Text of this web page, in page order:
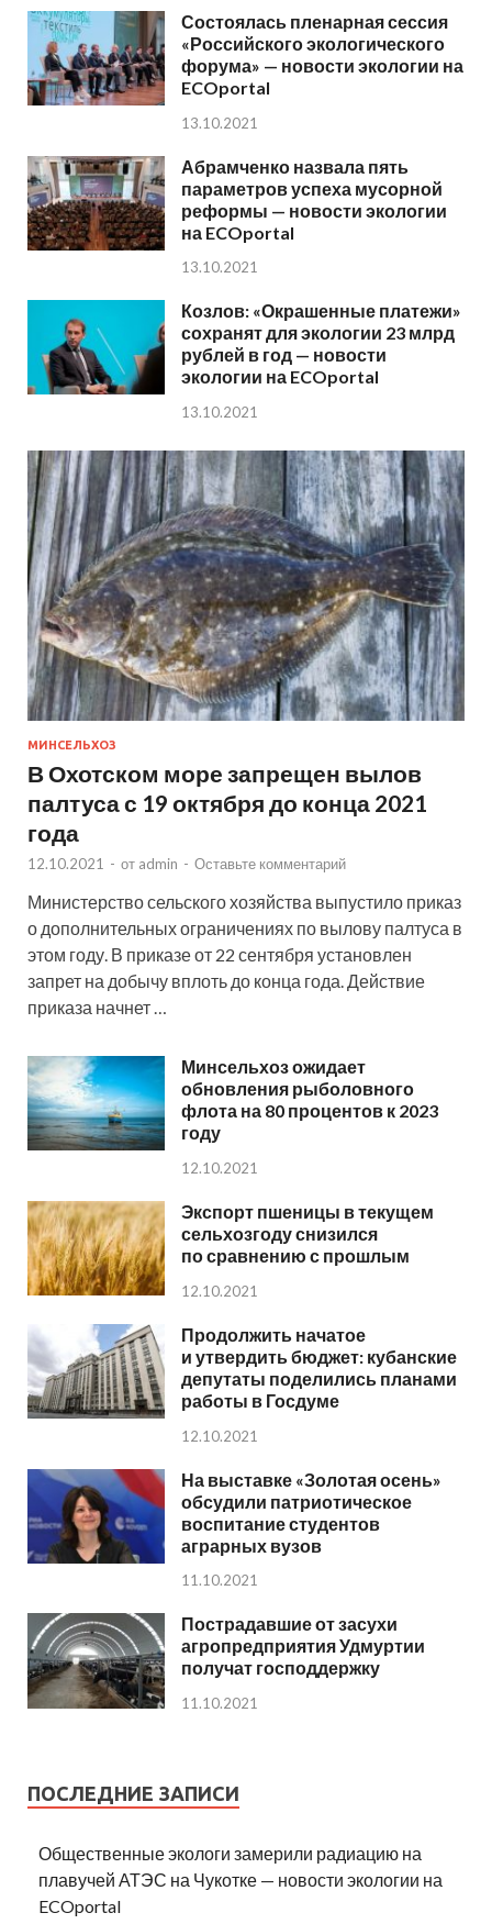
Состоялась пленарная сессия
«Российского экологического
форума» — новости экологии на
ECOportal
13.10.2021
Абрамченко назвала пять
параметров успеха мусорной
реформы — новости экологии
на ECOportal
13.10.2021
Козлов: «Окрашенные платежи»
сохранят для экологии 23 млрд
рублей в год — новости
экологии на ECOportal
13.10.2021
МИНСЕЛЬХОЗ
В Охотском море запрещен вылов
палтуса с 19 октября до конца 2021
года
12.10.2021 - от admin - Оставьте комментарий
Министерство сельского хозяйства выпустило приказ
о дополнительных ограничениях по вылову палтуса в
этом году. В приказе от 22 сентября установлен
запрет на добычу вплоть до конца года. Действие
приказа начнет …
Минсельхоз ожидает
обновления рыболовного
флота на 80 процентов к 2023
году
12.10.2021
Экспорт пшеницы в текущем
сельхозгоду снизился
по сравнению с прошлым
12.10.2021
Продолжить начатое
и утвердить бюджет: кубанские
депутаты поделились планами
работы в Госдуме
12.10.2021
На выставке «Золотая осень»
обсудили патриотическое
воспитание студентов
аграрных вузов
11.10.2021
Пострадавшие от засухи
агропредприятия Удмуртии
получат господдержку
11.10.2021
ПОСЛЕДНИЕ ЗАПИСИ
Общественные экологи замерили радиацию на
плавучей АТЭС на Чукотке — новости экологии на
ECOportal